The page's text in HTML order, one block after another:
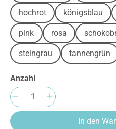
hochrot königsblau
pink rosa
steingrau tannengrün
Anzahl
Produkt Anzahl: Gib
In den